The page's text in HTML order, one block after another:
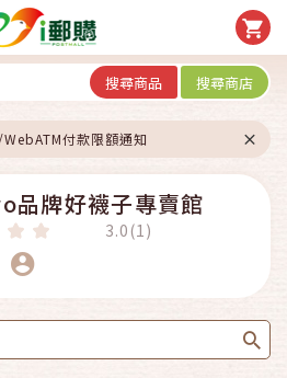
搜尋商品 搜尋商店
付款限額通知
品牌好襪子專賣館
3.0(1)